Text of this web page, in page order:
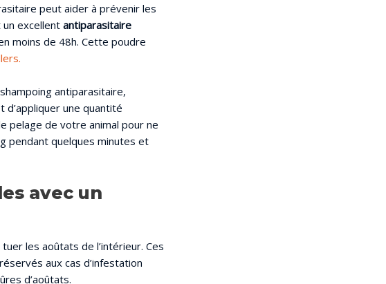
peut aider à prévenir les
excellent antiparasitaire
moins de 48h. Cette poudre
antiparasitaire,
une quantité
pelage de votre animal pour ne
pendant quelques minutes et
avec un
les aoûtats de l’intérieur. Ces
aux cas d’infestation
d’aoûtats.